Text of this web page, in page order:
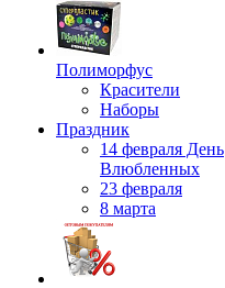
Полиморфус
Красители
Наборы
Праздник
14 февраля День
Влюбленных
23 февраля
8 марта